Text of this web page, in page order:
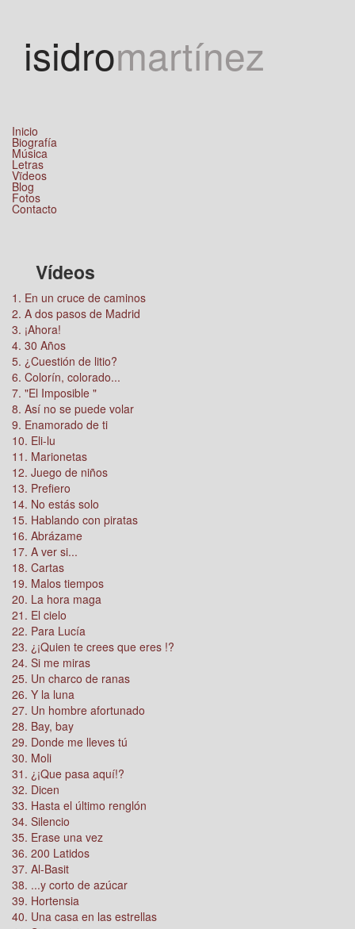
isidromartínez
Inicio
Biografía
Música
Letras
Vïdeos
Blog
Fotos
Contacto
Vídeos
1. En un cruce de caminos
2. A dos pasos de Madrid
3. ¡Ahora!
4. 30 Años
5. ¿Cuestión de litio?
6. Colorín, colorado...
7. "El Imposible "
8. Así no se puede volar
9. Enamorado de ti
10. Eli-lu
11. Marionetas
12. Juego de niños
13. Prefiero
14. No estás solo
15. Hablando con piratas
16. Abrázame
17. A ver si...
18. Cartas
19. Malos tiempos
20. La hora maga
21. El cielo
22. Para Lucía
23. ¿¡Quien te crees que eres !?
24. Si me miras
25. Un charco de ranas
26. Y la luna
27. Un hombre afortunado
28. Bay, bay
29. Donde me lleves tú
30. Moli
31. ¿¡Que pasa aquí!?
32. Dicen
33. Hasta el último renglón
34. Silencio
35. Erase una vez
36. 200 Latidos
37. Al-Basit
38. ...y corto de azúcar
39. Hortensia
40. Una casa en las estrellas